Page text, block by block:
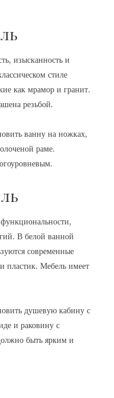
изысканность и
стиле
как мрамор и гранит.
резьбой.
ванну на ножках,
раме.
В белой ванной
современные
пластик. Мебель имеет
душевую кабину с
и раковину с
быть ярким и